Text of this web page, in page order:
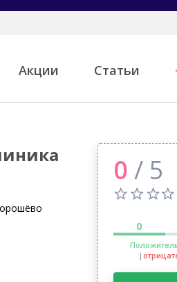
Акции Статьи
0 / 5
0
|